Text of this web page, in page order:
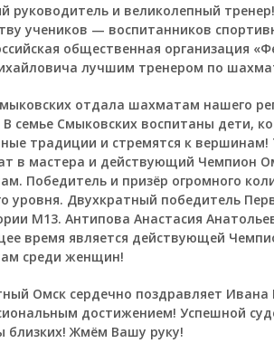
руководитель и великолепный
учеников — воспитанников
общественная организация
лучшим тренером по
отдала шахматам нашего
В семье Смыковских воспитаны дети,
традиции и стремятся к
в мастера и действующий Чемпион
Победитель и призёр огромного
уровня. Двухкратный победитель
М13. Антипова Анастасия
время является действующей
среди женщин!
Омск сердечно поздравляет
достижением! Успешной
близких! Жмём Вашу руку!